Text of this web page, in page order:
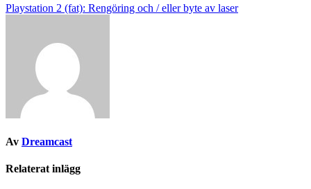
Inläggsnavigering
Playstation 2 (fat): Rengöring och / eller byte av laser
Av Dreamcast
Relaterat inlägg